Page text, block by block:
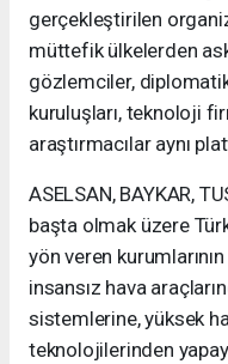
gerçekleştirilen
müttefik ülkelerden
gözlemciler,
kuruluşları, teknoloji
araştırmacılar aynı
ASELSAN, BAYKAR,
başta olmak üzere
yön veren
insansız hava
sistemlerine, yüksek
teknolojilerinden